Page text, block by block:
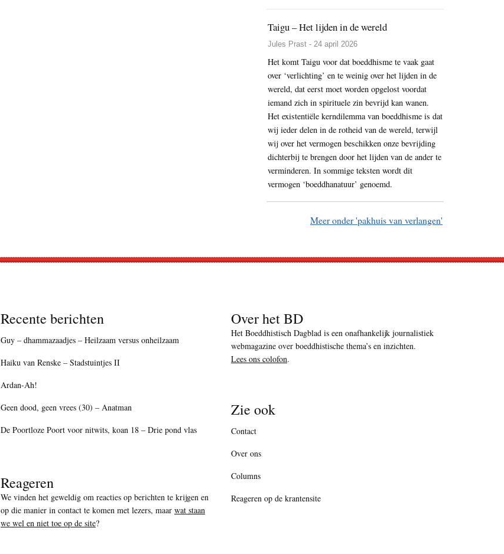
Taigu – Het lijden in de wereld
Jules Prast - 24 april 2026
Het komt Taigu voor dat boeddhisme te vaak gaat
over ‘verlichting’ en te weinig over het lijden in de
wereld, dat eerst moet worden opgelost voordat
iemand zich in spirituele zin bevrijd kan wanen.
Het existentiële kerndilemma van boeddhisme is dat
wij ieder delen in de rotheid van de wereld, terwijl
wij over het vermogen beschikken onze bevrijding
dichterbij te brengen door het lijden van de ander te
verminderen. In sommige teksten wordt dit
vermogen ‘boeddhanatuur’ genoemd.
Meer onder 'pakhuis van verlangen'
Recente berichten
Guy – dhammazaadjes – Heilzaam versus onheilzaam
Haiku van Renske – Stadstuintjes II
Ardan-Ah!
Geen dood, geen vrees (30) – Anatman
De Poortloze Poort voor nitwits, koan 18 – Drie pond vlas
Reageren
We vinden het geweldig om reacties op berichten te krijgen en
op die manier in contact te komen met lezers, maar wat staan
we wel en niet toe op de site?
Over het BD
Het Boeddhistisch Dagblad is een onafhankelijk journalistiek
webmagazine over boeddhistische thema’s en inzichten.
Lees ons colofon.
Zie ook
Contact
Over ons
Columns
Reageren op de krantensite